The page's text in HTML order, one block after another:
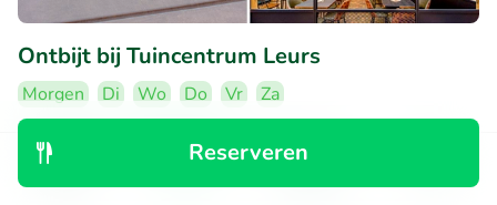
Reserveren
Ontbijt bij Tuincentrum Leurs
Morgen Di Wo Do Vr
Za
Erg populaire deal
9.2